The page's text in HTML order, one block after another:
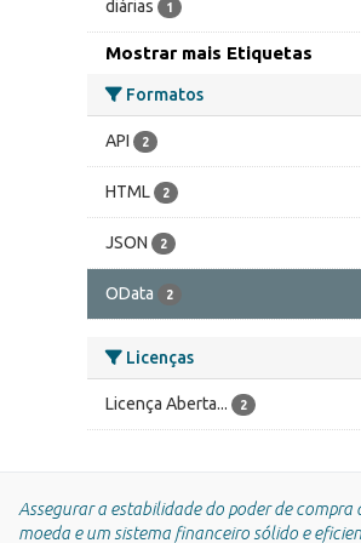
diárias 1
Mostrar mais Etiquetas
Formatos
API 2
HTML 2
JSON 2
OData 2
Licenças
Licença Aberta... 2
Assegurar a estabilidade do poder de compra
moeda e um sistema financeiro sólido e